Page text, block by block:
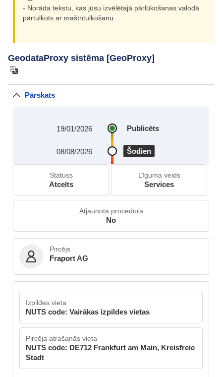
- Norāda tekstu, kas jūsu izvēlētajā pārlūkošanas valodā
pārtulkots ar mašīntulkošanu
GeodataProxy sistēma [GeoProxy]
Pārskats
Publicēts
19/01/2026
Šodien
08/08/2026
Statuss
Atcelts
Līguma veids
Services
Atjaunota procedūra
No
Pircējs
Fraport AG
Izpildes vieta
NUTS code: Vairākas izpildes vietas
Pircēja atrašanās vieta
NUTS code: DE712 Frankfurt am Main, Kreisfreie
Stadt